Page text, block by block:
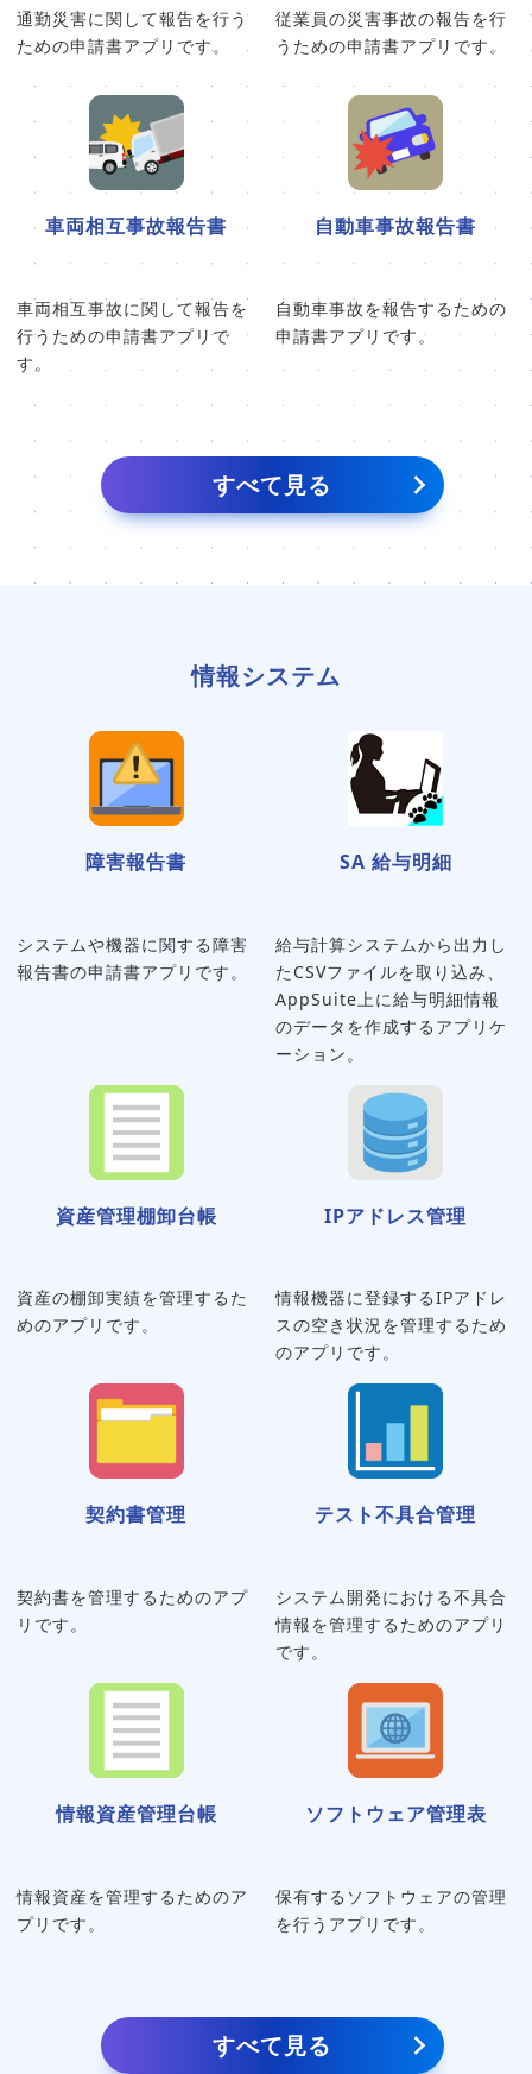
通勤災害に関して報告を行う
ための申請書アプリです。
従業員の災害事故の報告を行
うための申請書アプリです。
車両相互事故報告書
車両相互事故に関して報告を
行うための申請書アプリで
す。
自動車事故報告書
自動車事故を報告するための
申請書アプリです。
すべて見る
情報システム
障害報告書
システムや機器に関する障害
報告書の申請書アプリです。
SA 給与明細
給与計算システムから出力し
たCSVファイルを取り込み、
AppSuite上に給与明細情報
のデータを作成するアプリケ
ーション。
資産管理棚卸台帳
資産の棚卸実績を管理するた
めのアプリです。
IPアドレス管理
情報機器に登録するIPアドレ
スの空き状況を管理するため
のアプリです。
契約書管理
契約書を管理するためのアプ
リです。
テスト不具合管理
システム開発における不具合
情報を管理するためのアプリ
です。
情報資産管理台帳
情報資産を管理するためのア
プリです。
ソフトウェア管理表
保有するソフトウェアの管理
を行うアプリです。
すべて見る